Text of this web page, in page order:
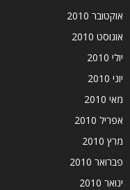
אוקטובר 2010
אוגוסט 2010
יולי 2010
יוני 2010
מאי 2010
אפריל 2010
מרץ 2010
פברואר 2010
ינואר 2010